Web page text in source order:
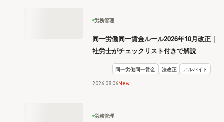
労務管理
同一労働同一賃金ルール2026年10月改正｜
社労士がチェックリスト付きで解説
同一労働同一賃金 法改正 アルバイト
2026.08 06New
労務管理